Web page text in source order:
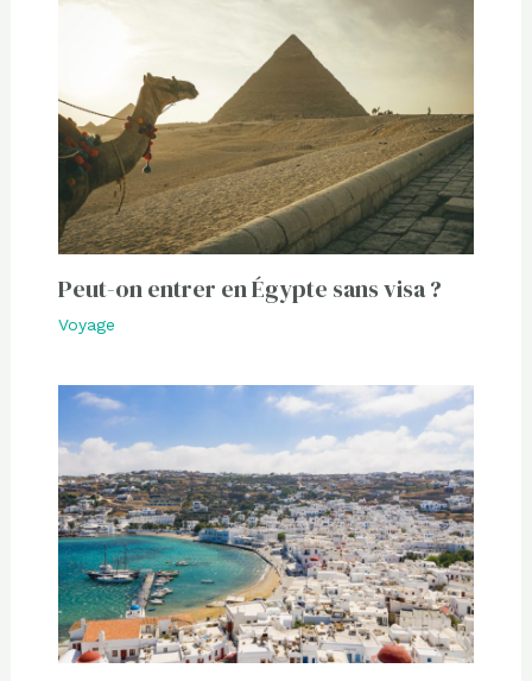
Peut-on entrer en Égypte sans visa ?
Voyage